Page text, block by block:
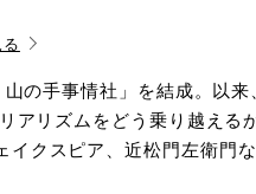
の手事情社」を結成。以
アリズムをどう乗り越え
クスピア、近松門左衛門